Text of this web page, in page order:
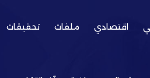
اقتصادي ملفات تحقيقات